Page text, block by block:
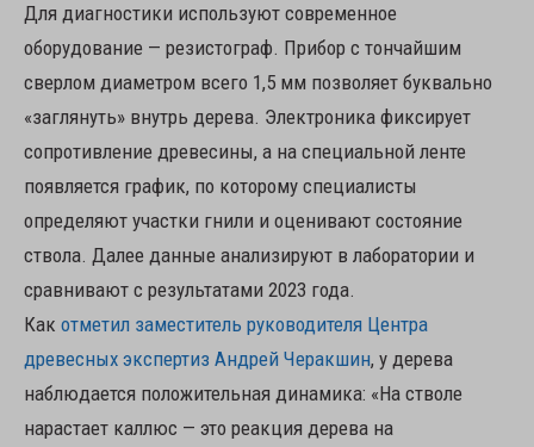
Для диагностики используют современное
оборудование — резистограф. Прибор с тончайшим
сверлом диаметром всего 1,5 мм позволяет буквально
«заглянуть» внутрь дерева. Электроника фиксирует
сопротивление древесины, а на специальной ленте
появляется график, по которому специалисты
определяют участки гнили и оценивают состояние
ствола. Далее данные анализируют в лаборатории и
сравнивают с результатами 2023 года.
Как отметил заместитель руководителя Центра
древесных экспертиз Андрей Черакшин, у дерева
наблюдается положительная динамика: «На стволе
нарастает каллюс — это реакция дерева на